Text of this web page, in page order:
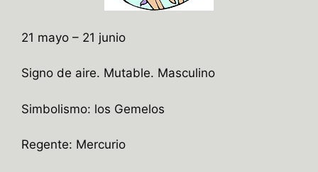
21 mayo – 21 junio
Signo de aire. Mutable. Masculino
Simbolismo: los Gemelos
Regente: Mercurio